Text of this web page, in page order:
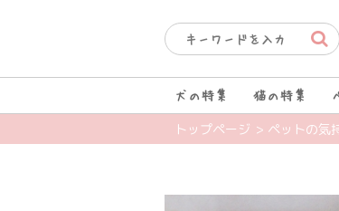
犬の特集 猫の特集
トップページ > ペットの気